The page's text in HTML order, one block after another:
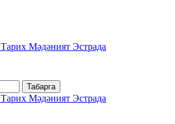
Тарих Мәдәният Эстрада
Табарга
Тарих Мәдәният Эстрада